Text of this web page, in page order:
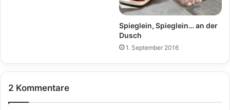
Spieglein, Spieglein… an der
Dusch
1. September 2016
2 Kommentare